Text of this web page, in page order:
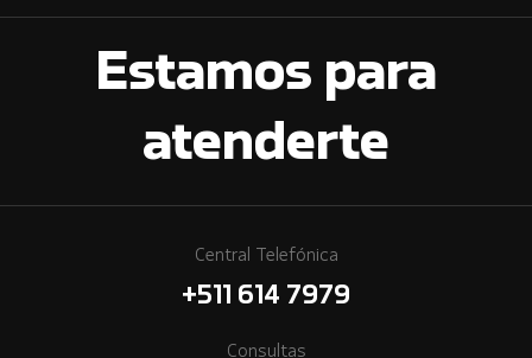
Estamos para
atenderte
Central Telefónica
+511 614 7979
Consultas